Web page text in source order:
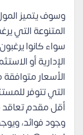
وسوف يتميز
المتنوعة التي
سواء كانوا
الإدارية أو
الأسعار
التي تتوفر
أقل مقدم